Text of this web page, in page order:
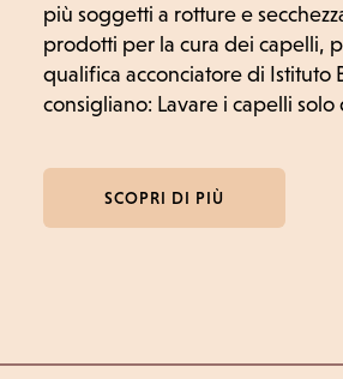
più soggetti a rotture e
prodotti per la cura dei capelli,
qualifica acconciatore di Istituto
consigliano: Lavare i capelli
SCOPRI DI PIÙ